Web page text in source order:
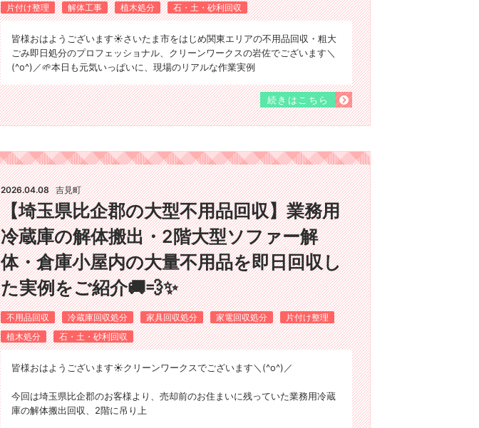
片付け整理
解体工事 植木処分 石・土・砂利回収
皆様おはようございます☀️さいたま市をはじめ関東エリアの不用品回収・粗大
ごみ即日処分のプロフェッショナル、クリーンワークスの岩佐でございます＼
(^o^)／🌱本日も元気いっぱいに、現場のリアルな作業実例
続きはこちら
2026.04.08 吉見町
【埼玉県比企郡の大型不用品回収】業務用
冷蔵庫の解体搬出・2階大型ソファー解
体・倉庫小屋内の大量不用品を即日回収し
た実例をご紹介🚚💨✨
不用品回収 冷蔵庫回収処分 家具回収処分 家電回収処分
片付け整理
植木処分
石・土・砂利回収
皆様おはようございます☀️クリーンワークスでございます＼(^o^)／
今回は埼玉県比企郡のお客様より、売却前のお住まいに残っていた業務用冷蔵
庫の解体搬出回収、2階に吊り上